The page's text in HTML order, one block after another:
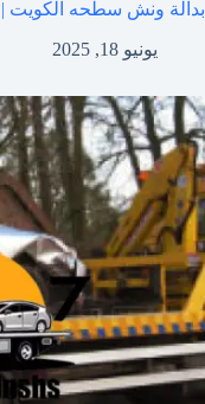
بدالة ونش سطحه الكويت | 97702828
يونيو 18, 2025